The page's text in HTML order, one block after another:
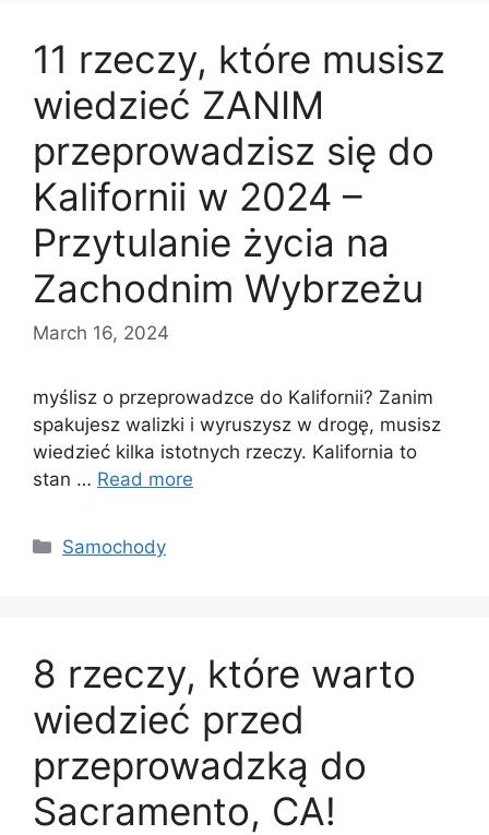
11 rzeczy, które musisz
wiedzieć ZANIM
przeprowadzisz się do
Kalifornii w 2024 –
Przytulanie życia na
Zachodnim Wybrzeżu
March 16, 2024
myślisz o przeprowadzce do Kalifornii? Zanim
spakujesz walizki i wyruszysz w drogę, musisz
wiedzieć kilka istotnych rzeczy. Kalifornia to
stan … Read more
Categories
Samochody
8 rzeczy, które warto
wiedzieć przed
przeprowadzką do
Sacramento, CA!